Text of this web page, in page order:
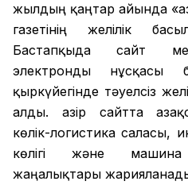
жылдың қаңтар айында
газетінің желілік
Бастапқыда сайт
электронды нұсқасы
қыркүйегінде тәуелсіз
алды. Қазір сайтта
көлік-логистика саласы,
көлігі және
жаңалықтары